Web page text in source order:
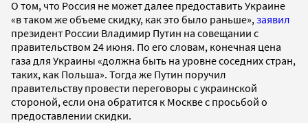
О том, что Россия не может далее предоставить Украине
«в таком же объеме скидку, как это было раньше», заявил
президент России Владимир Путин на совещании с
правительством 24 июня. По его словам, конечная цена
газа для Украины «должна быть на уровне соседних стран,
таких, как Польша». Тогда же Путин поручил
правительству провести переговоры с украинской
стороной, если она обратится к Москве с просьбой о
предоставлении скидки.